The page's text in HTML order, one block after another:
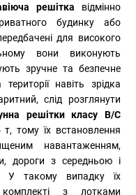
решітка відмінно
будинку або
для високого
вони виконують
зручне та безпечне
навіть зрідка
слід розглянути
решітки класу B/C
тому їх встановлення
навантаженням,
дороги з середньою і
У такому випадку їх
з лотками